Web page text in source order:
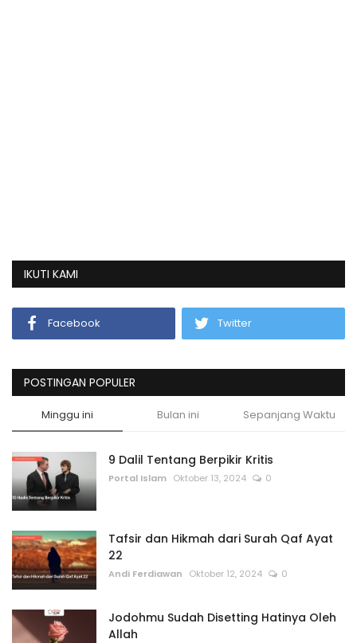
IKUTI KAMI
Facebook Twitter
POSTINGAN POPULER
Minggu ini Bulan ini Sepanjang Waktu
9 Dalil Tentang Berpikir Kritis
Portal Islam Oktober 13, 2024 0
Tafsir dan Hikmah dari Surah Qaf Ayat
22
Andi Ferdiawan Oktober 12, 2024 0
Jodohmu Sudah Disetting Hatinya Oleh
Allah